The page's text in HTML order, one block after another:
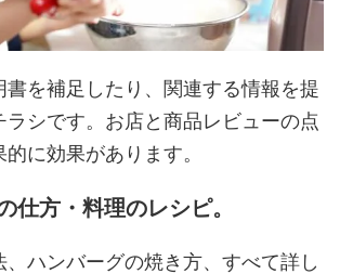
書を補足したり、関連する情報を提
ラシです。お店と商品レビューの点
に効果があります。
仕方・料理のレシピ。
、ハンバーグの焼き方、すべて詳し